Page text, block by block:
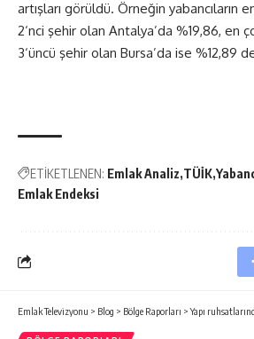
artışları görüldü. Örneğin yabancıların
2‘nci şehir olan Antalya’da %19,86, en
3‘üncü şehir olan Bursa’da ise %12,89
ETİKETLENEN: Emlak Analiz TÜİK
Emlak Endeksi
Emlak Televizyonu > Blog > Bölge Raporları >Yapı